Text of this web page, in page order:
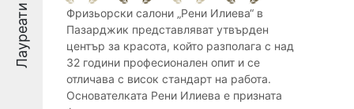
Лауреати
Фризьорски салони „Рени Илиева“ в
Пазарджик представляват утвърден
център за красота, който разполага с над
32 години професионален опит и се
отличава с висок стандарт на работа.
Основателката Рени Илиева е призната